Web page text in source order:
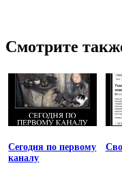
Смотрите
Сегодня по первому
каналу